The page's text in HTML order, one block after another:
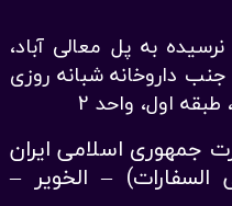
نرسیده به پل معالی آباد،
جنب داروخانه شبانه روزی
اول، واحد 2
جمهوری اسلامی ایران
– الخویر –